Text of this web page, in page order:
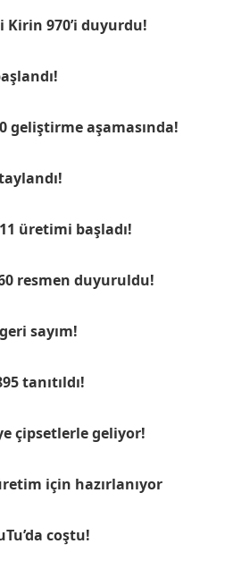
970’i duyurdu!
geliştirme aşamasında!
üretimi başladı!
resmen duyuruldu!
sayım!
tanıtıldı!
çipsetlerle geliyor!
için hazırlanıyor
coştu!